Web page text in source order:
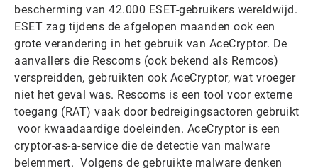
bescherming van 42.000 ESET-gebruikers wereldwijd.
ESET zag tijdens de afgelopen maanden ook een
grote verandering in het gebruik van AceCryptor. De
aanvallers die Rescoms (ook bekend als Remcos)
verspreidden, gebruikten ook AceCryptor, wat vroeger
niet het geval was. Rescoms is een tool voor externe
toegang (RAT) vaak door bedreigingsactoren gebruikt
voor kwaadaardige doeleinden. AceCryptor is een
cryptor-as-a-service die de detectie van malware
belemmert. Volgens de gebruikte malware denken